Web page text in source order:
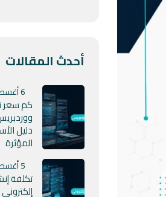
أحدث المقالات
6 أغسطس 2026
كم سعر
دليل
المؤثرة
5 أغسطس 2026
تكلفة